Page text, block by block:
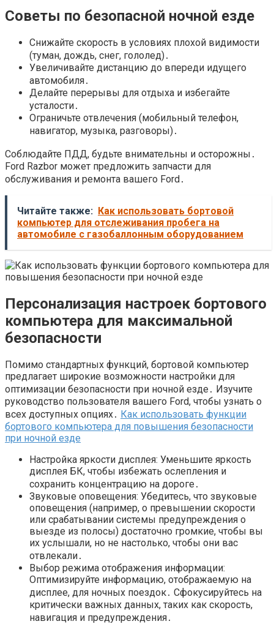
Советы по безопасной ночной езде
Снижайте скорость в условиях плохой видимости
(туман, дождь, снег, гололед)․
Увеличивайте дистанцию до впереди идущего
автомобиля․
Делайте перерывы для отдыха и избегайте
усталости․
Ограничьте отвлечения (мобильный телефон,
навигатор, музыка, разговоры)․
Соблюдайте ПДД, будьте внимательны и осторожны․
Ford Razbor может предложить запчасти для
обслуживания и ремонта вашего Ford․
Читайте также: Как использовать бортовой
компьютер для отслеживания пробега на
автомобиле с газобаллонным оборудованием
Персонализация настроек бортового
компьютера для максимальной
безопасности
Помимо стандартных функций, бортовой компьютер
предлагает широкие возможности настройки для
оптимизации безопасности при ночной езде․ Изучите
руководство пользователя вашего Ford, чтобы узнать о
всех доступных опциях․ Как использовать функции
бортового компьютера для повышения безопасности
при ночной езде
Настройка яркости дисплея: Уменьшите яркость
дисплея БК, чтобы избежать ослепления и
сохранить концентрацию на дороге․
Звуковые оповещения: Убедитесь, что звуковые
оповещения (например, о превышении скорости
или срабатывании системы предупреждения о
выезде из полосы) достаточно громкие, чтобы вы
их услышали, но не настолько, чтобы они вас
отвлекали․
Выбор режима отображения информации:
Оптимизируйте информацию, отображаемую на
дисплее, для ночных поездок․ Сфокусируйтесь на
критически важных данных, таких как скорость,
навигация и предупреждения․